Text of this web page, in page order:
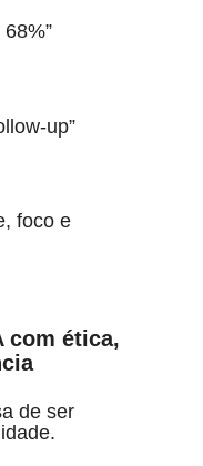
up”
foco e
com ética,
de ser